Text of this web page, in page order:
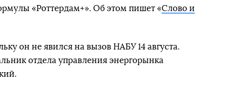
«Роттердам+». Об этом пишет «Слово и
он не явился на вызов НАБУ 14 августа.
отдела управления энергорынка